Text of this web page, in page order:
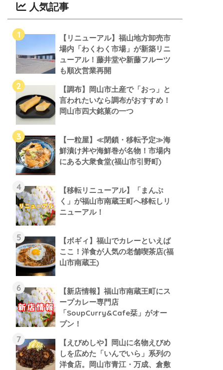
人気記事
【リニューアル】福山地方卸売市
場内「わくわく市場」が新築リニ
ューアル！藤井堂や新藤フルーツ
も順次営業再開
【調布】岡山市土産で「おっ」と
言われたいなら調布がおすすめ！
岡山市四大銘菓の一つ
【一粒屋】≪閉鎖・移転予定≫海
鮮漬け丼や海鮮巻が名物！市場内
にある大衆食堂(福山市引野町)
【移転リニューアル】「まんぷ
く」が福山市南蔵王町へ移転しリ
ニューアル！
【ボギィ】福山でカレーといえば
ここ！洋食が人気の老舗喫茶店(福
山市南蔵王)
【新店情報】福山市南蔵王町にス
ープカレー専門店
「SoupCurry&Cafe栞」がオー
プン！
【えびめしや】岡山に名物えびめ
しを広めた「いんでいら」系列の
洋食店。岡山市青江・万成、倉敷